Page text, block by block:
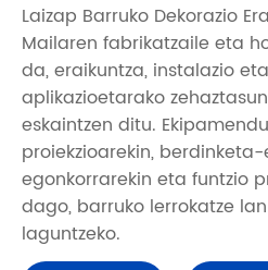
Laizap Barruko Dekorazio
Mailaren fabrikatzaile eta
da, eraikuntza, instalazio
aplikazioetarako
eskaintzen ditu.
proiekzioarekin,
egonkorrarekin eta funtzio
dago, barruko lerrokatze
laguntzeko.